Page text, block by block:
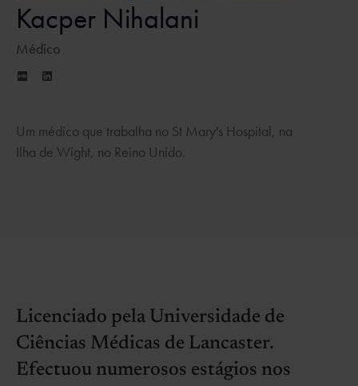
Kacper Nihalani
Médico
Um médico que trabalha no St Mary's Hospital, na
Ilha de Wight, no Reino Unido.
Licenciado pela Universidade de
Ciências Médicas de Lancaster.
Efectuou numerosos estágios nos